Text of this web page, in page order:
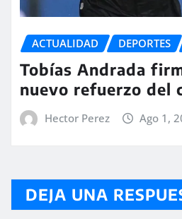
ACTUALIDAD DEPORTES
Tobías Andrada
nuevo refuerzo del
Hector Perez Ago 1,
DEJA UNA